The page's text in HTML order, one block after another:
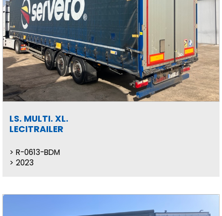
LS. MULTI. XL.
LECITRAILER
R-0613-BDM
2023